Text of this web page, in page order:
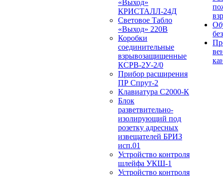
«Выход»
КРИСТАЛЛ-24Д
Световое Табло
«Выход» 220В
Коробки
соединительные
взрывозащищенные
КСРВ-2У-2/0
Прибор расширения
ПР Спрут-2
Клавиатура С2000-К
Блок
разветвительно-
изолирующий под
розетку адресных
извещателей БРИЗ
исп.01
Устройство контроля
шлейфа УКШ-1
Устройство контроля